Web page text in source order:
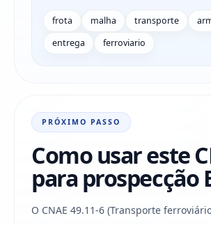
frota malha transporte
entrega
ferroviario
PRÓXIMO PASSO
Como usar este
para prospecção
O CNAE 49.11-6 (Transporte